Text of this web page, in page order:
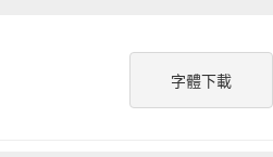
字體下載